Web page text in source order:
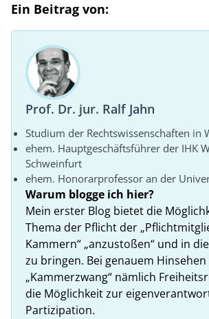
Ein Beitrag von:
Prof. Dr. jur. Ralf Jahn
Studium der Rechtswissenschaften in
ehem. Hauptgeschäftsführer der IHK
Schweinfurt
ehem. Honorarprofessor an der
Warum blogge ich hier?
Mein erster Blog bietet die
Thema der Pflicht der
Kammern“ „anzustoßen“ und in
zu bringen. Bei genauem
„Kammerzwang“ nämlich
die Möglichkeit zur
Partizipation.